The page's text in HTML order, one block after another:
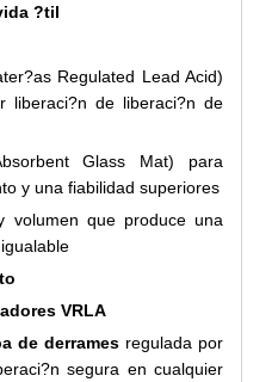
?til
Regulated Lead Acid)
liberaci?n de liberaci?n de
Glass Mat) para
y una fiabilidad superiores
volumen que produce una
VRLA
de derrames regulada por
segura en cualquier